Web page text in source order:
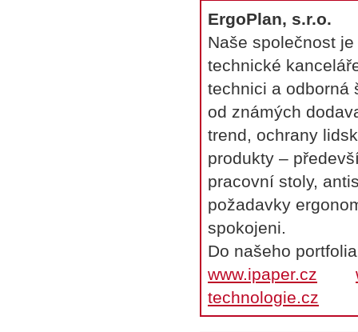
ErgoPlan, s.r.o.
Naše společnost
technické
technici a odborná
od známých
trend, ochrany
produkty –
pracovní stoly,
požadavky
spokojeni.
Do našeho
www.ipaper.cz
technologie.cz